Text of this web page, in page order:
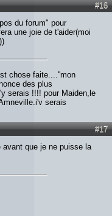
#16
du forum" pour
une joie de t'aider(moi
chose faite....''mon
des plus
serais !!!! pour Maiden,le
serais
#17
que je ne puisse la